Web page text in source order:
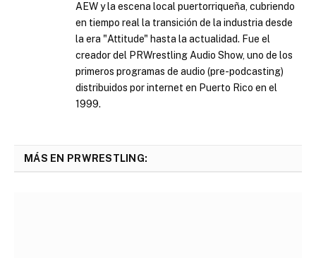
AEW y la escena local puertorriqueña, cubriendo
en tiempo real la transición de la industria desde
la era "Attitude" hasta la actualidad. Fue el
creador del PRWrestling Audio Show, uno de los
primeros programas de audio (pre-podcasting)
distribuidos por internet en Puerto Rico en el
1999.
MÁS EN PRWRESTLING: